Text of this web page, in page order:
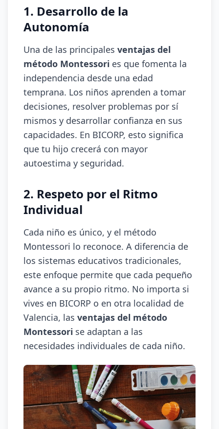
1. Desarrollo de la
Autonomía
Una de las principales ventajas del
método Montessori es que fomenta la
independencia desde una edad
temprana. Los niños aprenden a tomar
decisiones, resolver problemas por sí
mismos y desarrollar confianza en sus
capacidades. En BICORP, esto significa
que tu hijo crecerá con mayor
autoestima y seguridad.
2. Respeto por el Ritmo
Individual
Cada niño es único, y el método
Montessori lo reconoce. A diferencia de
los sistemas educativos tradicionales,
este enfoque permite que cada pequeño
avance a su propio ritmo. No importa si
vives en BICORP o en otra localidad de
Valencia, las ventajas del método
Montessori se adaptan a las
necesidades individuales de cada niño.